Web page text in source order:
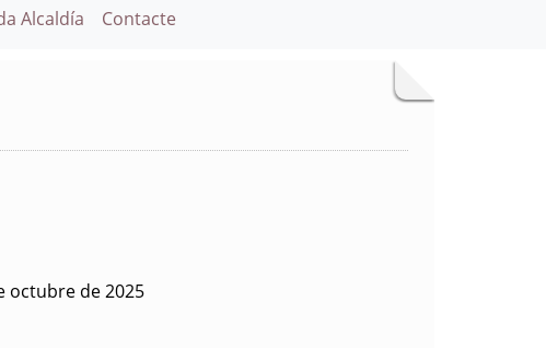
Alcaldía Contacte
octubre de 2025